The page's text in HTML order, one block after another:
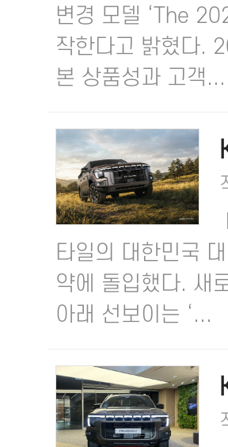
변경 모델 ‘The
작한다고 밝혔다.​
본 상품성과 고객
타일의 대한민국
약에 돌입했다.​ 새
아래 선보이는 ‘...